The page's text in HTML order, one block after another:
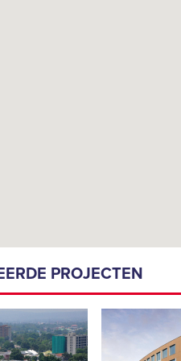
PROJECTEN